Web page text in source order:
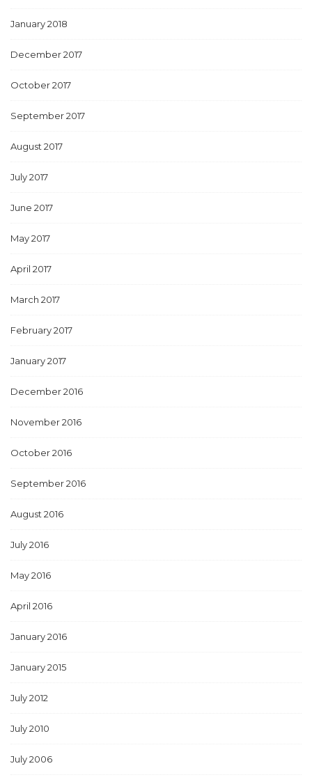
January 2018
December 2017
October 2017
September 2017
August 2017
July 2017
June 2017
May 2017
April 2017
March 2017
February 2017
January 2017
December 2016
November 2016
October 2016
September 2016
August 2016
July 2016
May 2016
April 2016
January 2016
January 2015
July 2012
July 2010
July 2006